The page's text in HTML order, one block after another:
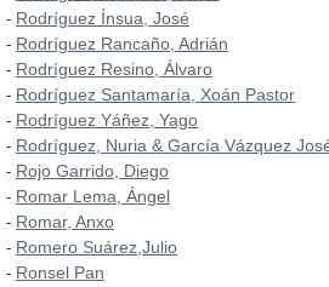
- Rodríguez Ínsua, José
- Rodríguez Rancaño, Adrián
- Rodríguez Resino, Álvaro
- Rodríguez Santamaría, Xoán Pastor
- Rodríguez Yáñez, Yago
- Rodríguez, Nuria & García Vázquez
- Rojo Garrido, Diego
- Romar Lema, Ángel
- Romar, Anxo
- Romero Suárez,Julio
- Ronsel Pan